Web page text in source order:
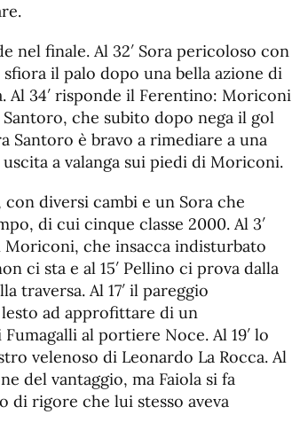
nel finale. Al 32′ Sora pericoloso con
il palo dopo una bella azione di
Al 34′ risponde il Ferentino: Moriconi
che subito dopo nega il gol
Santoro è bravo a rimediare a una
a valanga sui piedi di Moriconi.
diversi cambi e un Sora che
di cui cinque classe 2000. Al 3′
che insacca indisturbato
ci sta e al 15′ Pellino ci prova dalla
traversa. Al 17′ il pareggio
ad approfittare di un
al portiere Noce. Al 19′ lo
velenoso di Leonardo La Rocca. Al
del vantaggio, ma Faiola si fa
di rigore che lui stesso aveva